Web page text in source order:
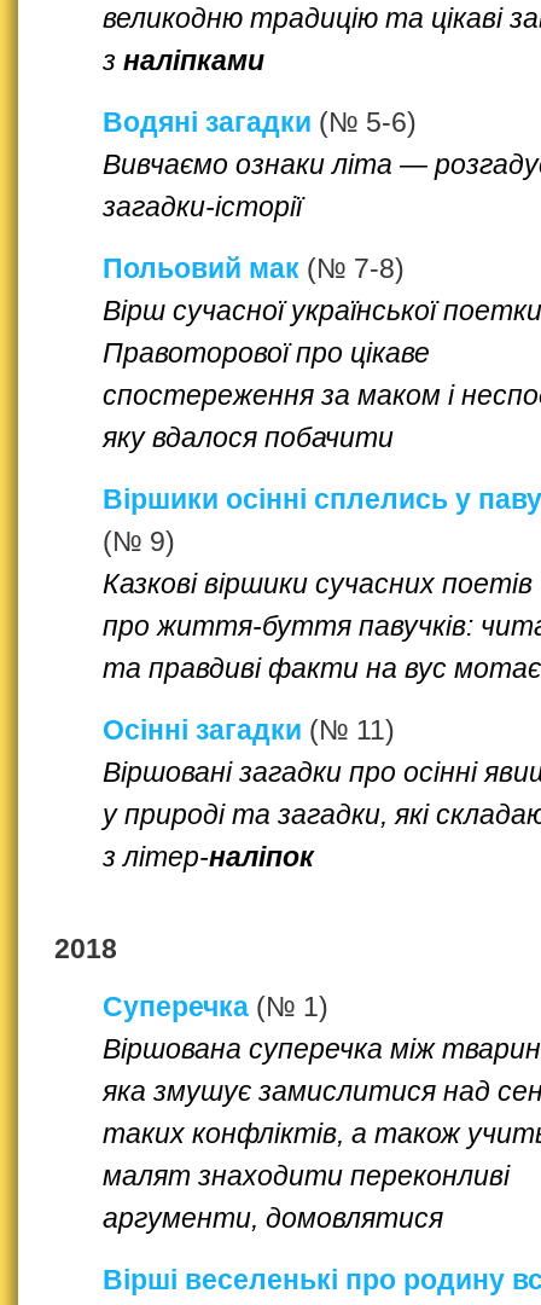
великодню традицію та цікаві
з наліпками
Водяні загадки (№ 5-6)
Вивчаємо ознаки літа —
загадки-історії
Польовий мак (№ 7-8)
Вірш сучасної української
Правоторової про цікаве
спостереження за маком і
яку вдалося побачити
Віршики осінні сплелись у
(№ 9)
Казкові віршики сучасних поетів
про життя-буття павучків:
та правдиві факти на вус
Осінні загадки (№ 11)
Віршовані загадки про осінні
у природі та загадки, які
з літер-наліпок
2018
Суперечка (№ 1)
Віршована суперечка між
яка змушує замислитися над
таких конфліктів, а також
малят знаходити переконливі
аргументи, домовлятися
Вірші веселенькі про родину